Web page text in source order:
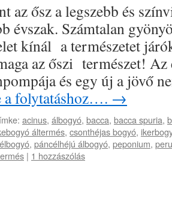
az ősz a legszebb és
évszak. Számtalan
kínál a természetet
az őszi természet!
és egy új a jövő
a folytatáshoz…. →
acinus, álbogyó, bacca, bacca spuria,
áltermés, csonthéjas bogyó,
, páncélhéjú álbogyó, peponium,
| 1 hozzászólás